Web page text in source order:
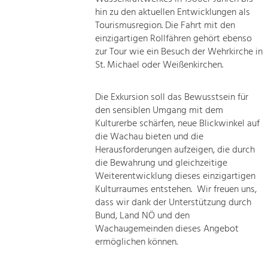
hin zu den aktuellen Entwicklungen als
Tourismusregion. Die Fahrt mit den
einzigartigen Rollfähren gehört ebenso
zur Tour wie ein Besuch der Wehrkirche in
St. Michael oder Weißenkirchen.
Die Exkursion soll das Bewusstsein für
den sensiblen Umgang mit dem
Kulturerbe schärfen, neue Blickwinkel auf
die Wachau bieten und die
Herausforderungen aufzeigen, die durch
die Bewahrung und gleichzeitige
Weiterentwicklung dieses einzigartigen
Kulturraumes entstehen. Wir freuen uns,
dass wir dank der Unterstützung durch
Bund, Land NÖ und den
Wachaugemeinden dieses Angebot
ermöglichen können.